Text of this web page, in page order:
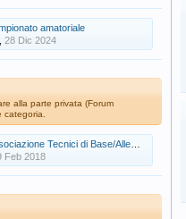
amatoriale
28 Dic 2024
alla parte privata (Forum
Tecnici di Base/Allenatori
Feb 2018